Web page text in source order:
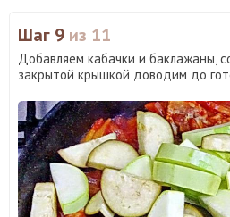
Шаг 9 из 11
Добавляем кабачки и баклажаны,
закрытой крышкой доводим до